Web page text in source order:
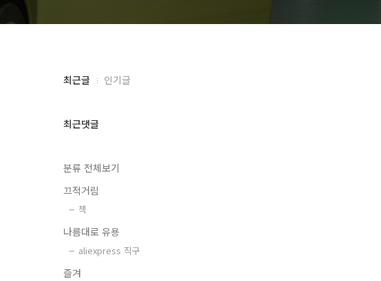
최
과
글
최근글 인기글
최근댓글
분류 전체보기
끄적거림
책
나름대로 유용
aliexpress 직구
즐겨